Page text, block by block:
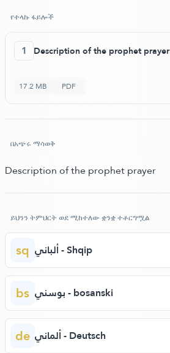
የተላኩ ፋይሎች
1 Description of the prophet prayer
17.2 MB PDF
በአጭሩ ማሳወቅ
Description of the prophet prayer
ይህንን ትምህርት ወደ ሚከተለው ቋንቋ ተቶርግሟል
sq ألباني - Shqip
bs بوسني - bosanski
de ألماني - Deutsch